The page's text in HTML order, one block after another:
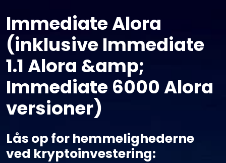
Immediate Alora
(inklusive Immediate
1.1 Alora &amp;
Immediate 6000 Alora
versioner)
Lås op for hemmelighederne
ved kryptoinvestering: